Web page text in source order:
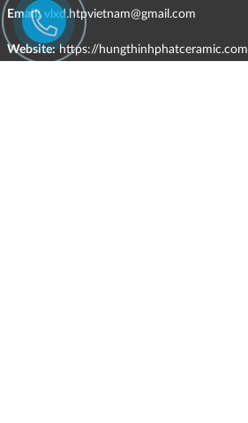
Email: vlxd.htpvietnam@gmail.com
Website: https://hungthinhphatceramic.com